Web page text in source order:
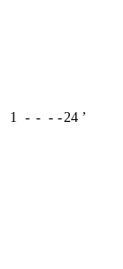
1 - - - -24 ʼ